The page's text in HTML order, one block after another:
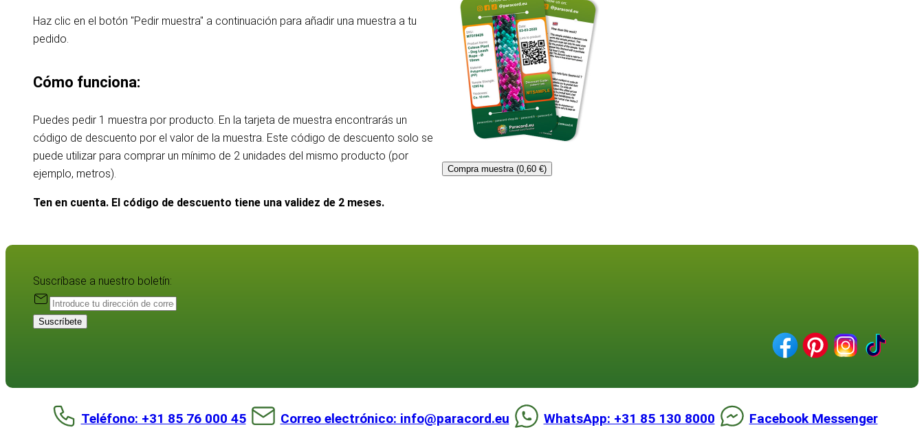
Haz clic en el botón "Pedir muestra" a continuación para añadir una muestra a tu
pedido.
Cómo funciona:
Puedes pedir 1 muestra por producto. En la tarjeta de muestra encontrarás un
código de descuento por el valor de la muestra. Este código de descuento solo se
puede utilizar para comprar un mínimo de 2 unidades del mismo producto (por
ejemplo, metros).
Ten en cuenta. El código de descuento tiene una validez de 2 meses.
Compra muestra (0,60 €)
Suscríbase a nuestro boletín:
Suscríbete
Teléfono: +31 85 76 000 45 Correo electrónico: info@paracord.eu WhatsApp: +31 85 130 8000 Facebook Messenger